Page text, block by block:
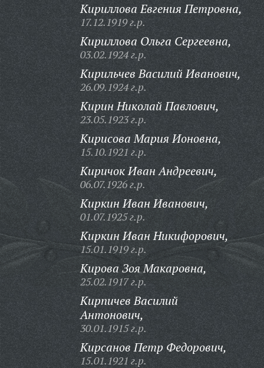
Кириллова Евгения Петровна,
17.12.1919 г.р.
Кириллова Ольга Сергеевна,
03.02.1924 г.р.
Кирильчев Василий Иванович,
26.09.1924 г.р.
Кирин Николай Павлович,
23.05.1923 г.р.
Кирисова Мария Ионовна,
15.10.1921 г.р.
Киричок Иван Андреевич,
06.07.1926 г.р.
Киркин Иван Иванович,
01.07.1925 г.р.
Киркин Иван Никифорович,
15.01.1919 г.р.
Кирова Зоя Макаровна,
25.02.1917 г.р.
Кирпичев Василий
Антонович,
30.01.1915 г.р.
Кирсанов Петр Федорович,
15.01.1921 г.р.